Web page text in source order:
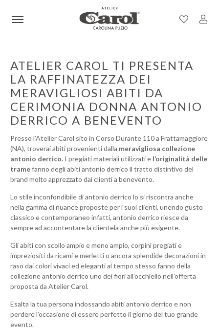
ATELIER CAROL TI PRESENTA
LA RAFFINATEZZA DEI
MERAVIGLIOSI ABITI DA
CERIMONIA DONNA ANTONIO
DERRICO A BENEVENTO
Presso l’Atelier Carol sito in Corso Durante 110 a Frattamaggiore
(NA), troverai abiti provenienti dalla meravigliosa collezione
antonio derrico.I pregiati materiali utilizzati e l’originalità delle
tramefanno degli abiti antonio derrico il tratto distintivo del
brand molto apprezzato dai clienti a benevento.
Lo stile inconfondibile di antonio derrico lo si riscontra anche
nella gamma di nuance proposte per i suoi clienti, unendo gusto
classico e contemporaneo infatti, antonio derrico riesce da
sempre ad accontentare la clientela anche più esigente.
Gli abiti con scollo ampio e meno ampio, corpini pregiati e
impreziositi da ricami e merletti o ancora splendide decorazioni in
raso dai colori vivaci ed eleganti al tempo stesso fanno della
collezione antonio derrico uno dei fiori all’occhiello nell’offerta
proposta da Atelier Carol.
Esalta la tua persona indossando abiti antonio derrico e non
perdere l’occasione di essere perfetto il giorno del tuo grande
evento.